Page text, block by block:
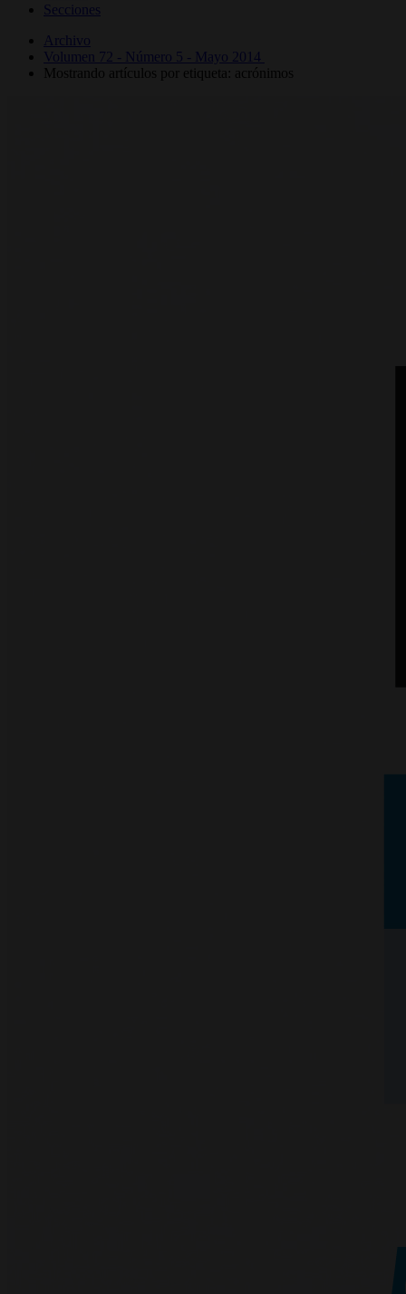
Secciones
Archivo
Volumen 72 - Número 5 - Mayo 2014
Mostrando artículos por etiqueta: acrónimos